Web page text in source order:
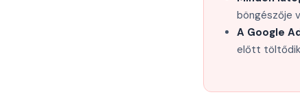
böngészője
A Google
előtt